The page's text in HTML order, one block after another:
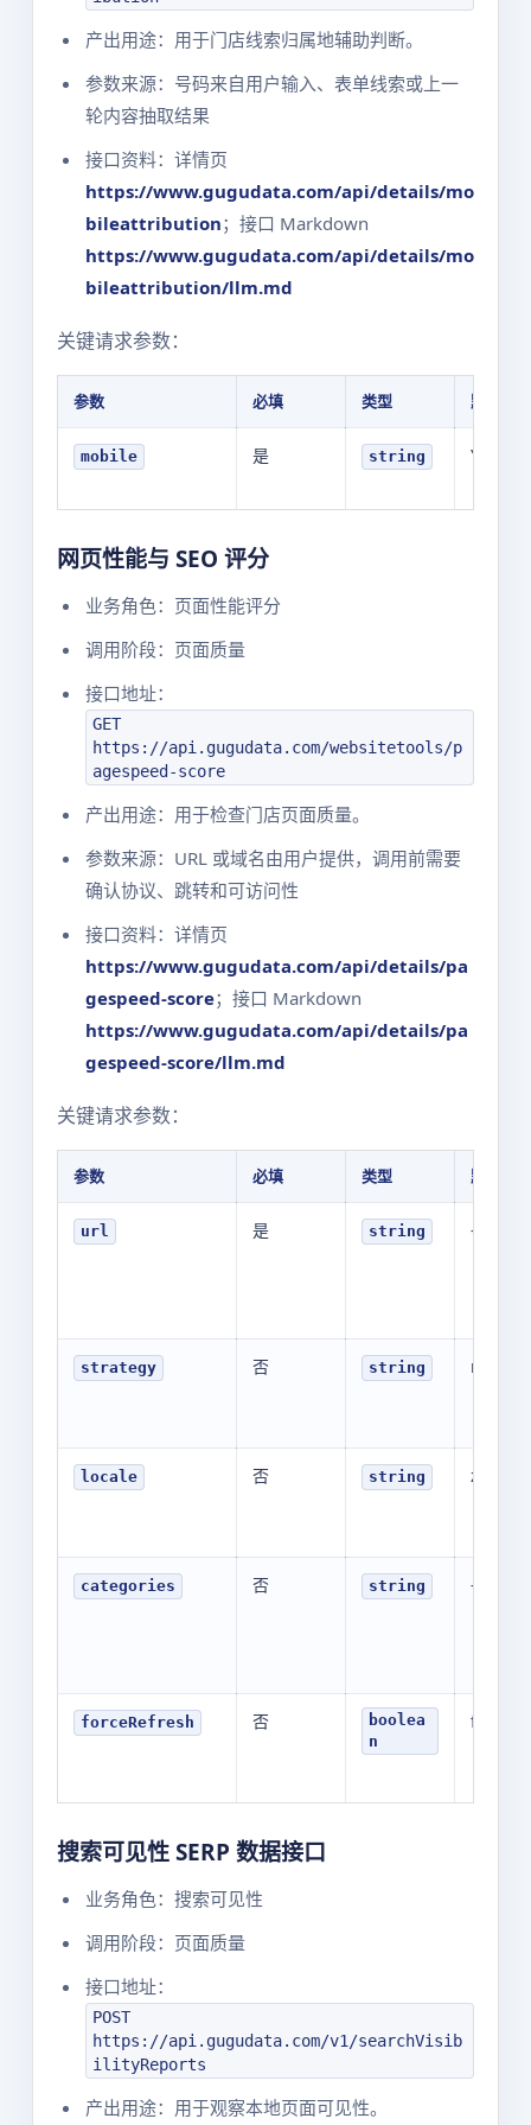
产出用途：用于门店线索归属地辅助判断。
参数来源：号码来自用户输入、表单线索或上一
轮内容抽取结果
接口资料：详情页
https://www.gugudata.com/api/details/mo
bileattribution；接口 Markdown
https://www.gugudata.com/api/details/mo
bileattribution/llm.md
关键请求参数：
参数 必填 类型 默认值
mobile 是 string
网页性能与 SEO 评分
业务角色：页面性能评分
调用阶段：页面质量
接口地址：
GET
https://api.gugudata.com/websitetools/p
agespeed-score
产出用途：用于检查门店页面质量。
参数来源：URL 或域名由用户提供，调用前需要
确认协议、跳转和可访问性
接口资料：详情页
https://www.gugudata.com/api/details/pa
gespeed-score；接口 Markdown
https://www.gugudata.com/api/details/pa
gespeed-score/llm.md
关键请求参数：
参数 必填 类型 默认值
url 是 string -
strategy 否 string mobile
locale 否 string zh-CN
categories 否 string -
forceRefresh 否
boolea
n
false
搜索可见性 SERP 数据接口
业务角色：搜索可见性
调用阶段：页面质量
接口地址：
POST
https://api.gugudata.com/v1/searchVisib
ilityReports
产出用途：用于观察本地页面可见性。